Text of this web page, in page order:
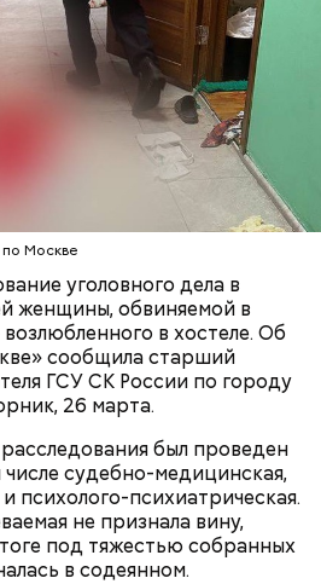
Москве
уголовного дела в
женщины, обвиняемой в
в хостеле. Об
сообщила старший
ГСУ СК России по городу
26 марта.
был проведен
числе судебно-медицинская,
психолого-психиатрическая.
не признала вину,
под тяжестью собранных
в содеянном.
следователей пало на
бойца, которого Мутаев
унизил. Предполагается, что
человек решил отомстить.
2023 года на Мутаева
единоборств. Тогда
раз выстрелил в
пистолета, а боец
следователей